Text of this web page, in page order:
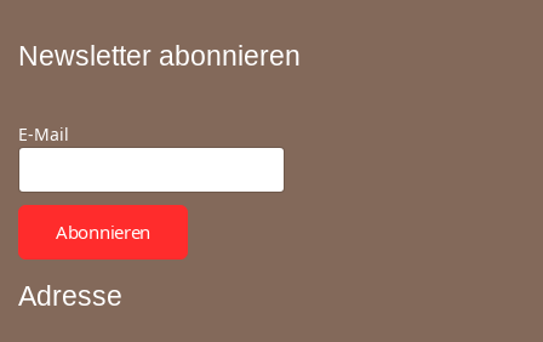
Adresse
Newsletter abonnieren
E-Mail
Abonnieren